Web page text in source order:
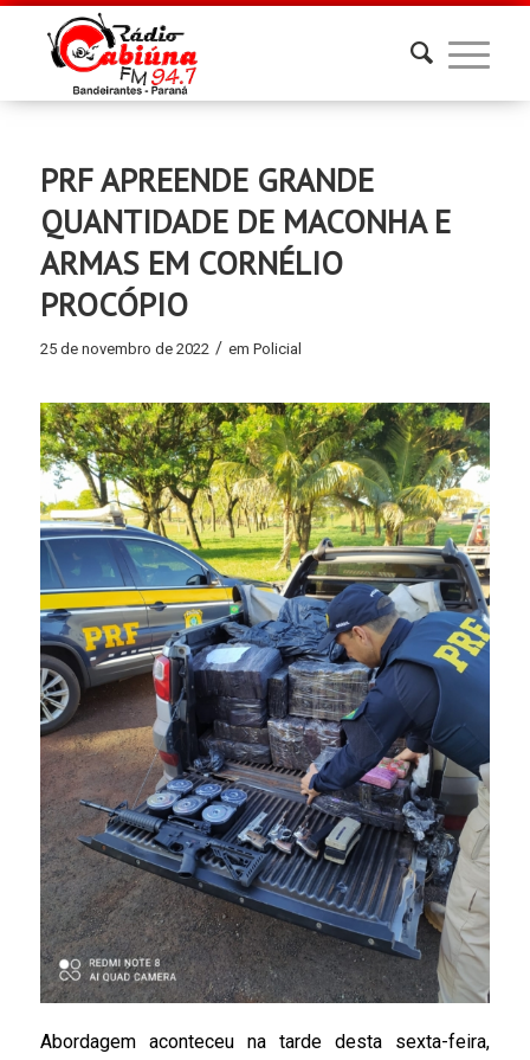
PRF APREENDE GRANDE
QUANTIDADE DE MACONHA E
ARMAS EM CORNÉLIO
PROCÓPIO
25 de novembro de 2022 / em Policial
Abordagem aconteceu na tarde desta sexta-feira,